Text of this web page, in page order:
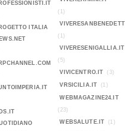
ITALIA
(1)
(1)
VIVERESENIGALLIA.IT
(5)
VIVICENTRO.IT
(3)
VRSICILIA.IT (1)
WEBMAGAZINE24.IT
(23)
WEBSALUTE.IT
(1)